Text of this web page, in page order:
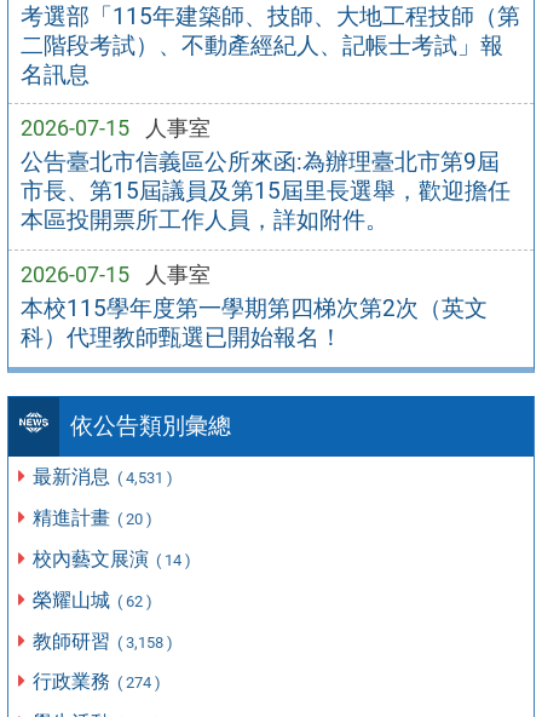
考選部「115年建築師、技師、大地工程技師（第
二階段考試）、不動產經紀人、記帳士考試」報
名訊息
2026-07-15 人事室
公告臺北市信義區公所來函:為辦理臺北市第9屆
市長、第15屆議員及第15屆里長選舉，歡迎擔任
本區投開票所工作人員，詳如附件。
2026-07-15 人事室
本校115學年度第一學期第四梯次第2次（英文
科）代理教師甄選已開始報名！
依公告類別彙總
最新消息 ( 4,531 )
精進計畫 ( 20 )
校內藝文展演 ( 14 )
榮耀山城 ( 62 )
教師研習 ( 3,158 )
行政業務 ( 274 )